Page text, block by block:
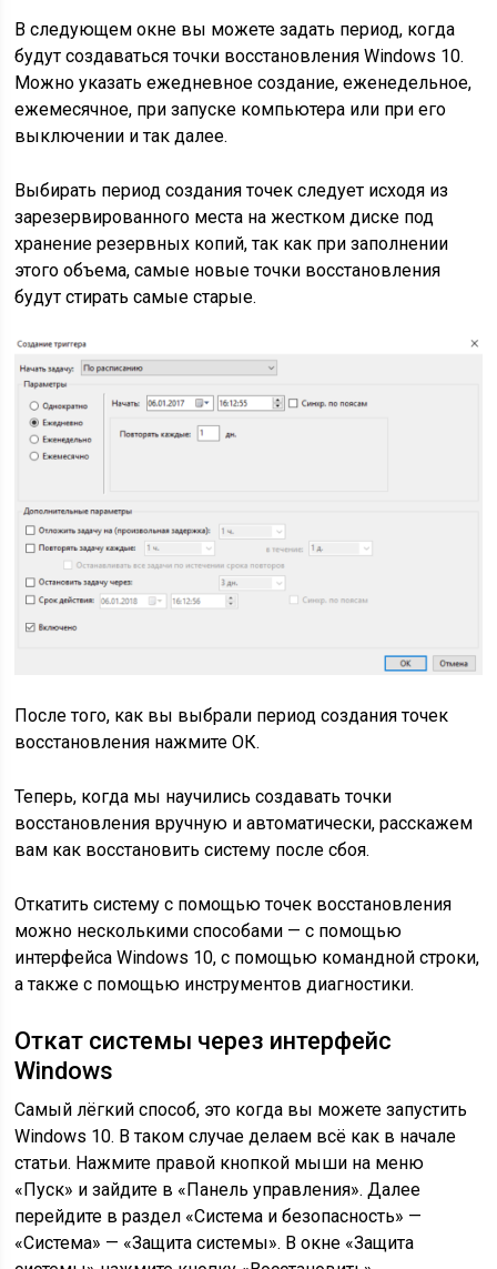
В следующем окне вы можете задать период, когда
будут создаваться точки восстановления Windows 10.
Можно указать ежедневное создание, еженедельное,
ежемесячное, при запуске компьютера или при его
выключении и так далее.
Выбирать период создания точек следует исходя из
зарезервированного места на жестком диске под
хранение резервных копий, так как при заполнении
этого объема, самые новые точки восстановления
будут стирать самые старые.
После того, как вы выбрали период создания точек
восстановления нажмите ОК.
Теперь, когда мы научились создавать точки
восстановления вручную и автоматически, расскажем
вам как восстановить систему после сбоя.
Откатить систему с помощью точек восстановления
можно несколькими способами — с помощью
интерфейса Windows 10, с помощью командной строки,
а также с помощью инструментов диагностики.
Откат системы через интерфейс
Windows
Самый лёгкий способ, это когда вы можете запустить
Windows 10. В таком случае делаем всё как в начале
статьи. Нажмите правой кнопкой мыши на меню
«Пуск» и зайдите в «Панель управления». Далее
перейдите в раздел «Система и безопасность» —
«Система» — «Защита системы». В окне «Защита